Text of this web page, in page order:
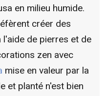
en milieu humide.
créer des
de pierres et de
zen avec
mise en valeur par la
et planté n'est bien